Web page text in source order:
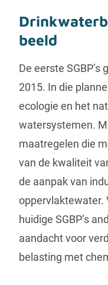
beeld
De eerste
2015. In die
ecologie en het
watersystemen.
maatregelen die
van de kwaliteit
de aanpak van
oppervlaktewater.
huidige SGBP’s
aandacht voor
belasting met